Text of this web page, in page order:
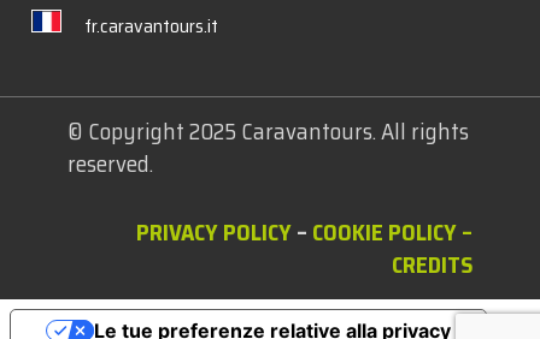
fr.caravantours.it
© Copyright 2025 Caravantours. All rights
reserved.
PRIVACY POLICY– COOKIE POLICY–
CREDITS
Le tue preferenze relative alla privacy